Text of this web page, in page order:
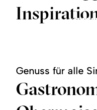
360°-
Panoramen
Genuss für alle